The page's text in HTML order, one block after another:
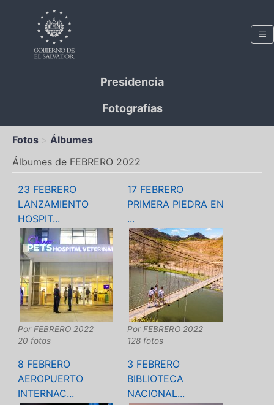
Presidencia
Fotografías
Fotos
Álbumes
Álbumes de FEBRERO 2022
23 FEBRERO
LANZAMIENTO
HOSPIT...
Por FEBRERO 2022
20 fotos
17 FEBRERO
PRIMERA PIEDRA EN
...
Por FEBRERO 2022
128 fotos
8 FEBRERO
AEROPUERTO
INTERNAC...
3 FEBRERO
BIBLIOTECA
NACIONAL...